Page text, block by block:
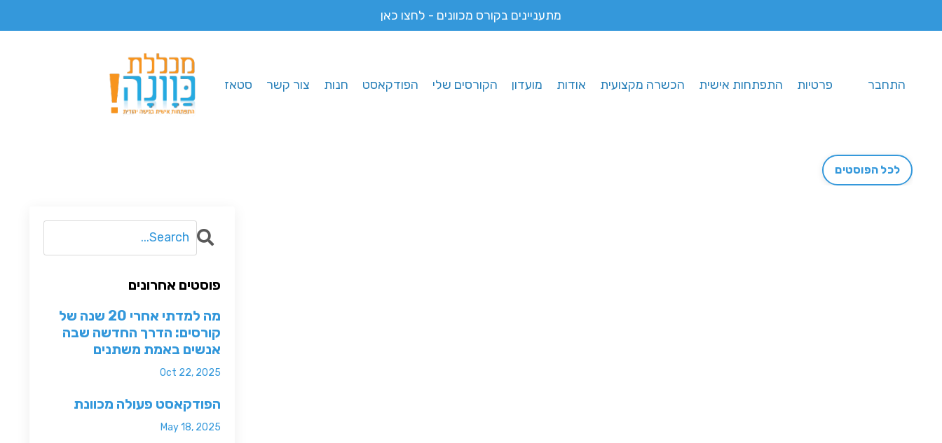
מתעניינים בקורס מכוונים - לחצו כאן
סטאז צור קשר חנות הפודקאסט הקורסים שלי מועדון אודות הכשרה מקצועית התפתחות אישית פרטיות התחבר
לכל הפוסטים
פוסטים אחרונים
מה למדתי אחרי 20 שנה של
קורסים: הדרך החדשה שבה
אנשים באמת משתנים
Oct 22, 2025
הפודקאסט פעולה מכוונת
May 18, 2025